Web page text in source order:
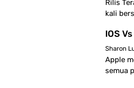
Rilis
kali
IOS
Sharon
Apple
semua